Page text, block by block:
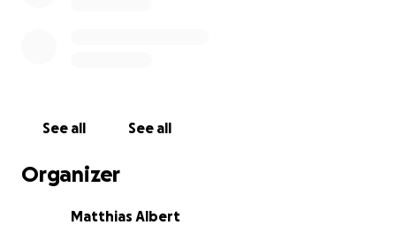
See all See all
Organizer
Matthias Albert